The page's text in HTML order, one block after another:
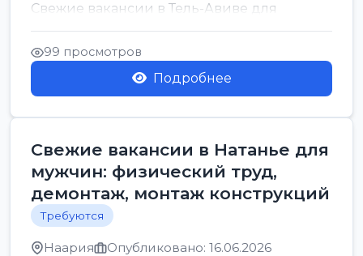
Свежие вакансии в Тель-Авиве для
мужчин и женщин от хозя...
99 просмотров
Подробнее
Свежие вакансии в Натанье для
мужчин: физический труд,
демонтаж, монтаж конструкций
Требуются
Наария Опубликовано: 16.06.2026